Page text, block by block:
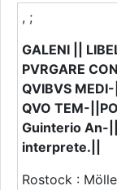
, ;
GALENI ||
PVRGARE
QVIBVS
QVO TEM-
Guinterio An-
interprete.||
Rostock :